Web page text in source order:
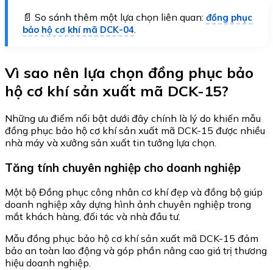
📄 So sánh thêm một lựa chọn liên quan: đồng phục
bảo hộ cơ khí mã DCK-04.
Vì sao nên lựa chọn đồng phục bảo
hộ cơ khí sản xuất mã DCK-15?
Những ưu điểm nổi bật dưới đây chính là lý do khiến mẫu
đồng phục bảo hộ cơ khí sản xuất mã DCK-15 được nhiều
nhà máy và xưởng sản xuất tin tưởng lựa chọn.
Tăng tính chuyên nghiệp cho doanh nghiệp
Một bộ Đồng phục công nhân cơ khí đẹp và đồng bộ giúp
doanh nghiệp xây dựng hình ảnh chuyên nghiệp trong
mắt khách hàng, đối tác và nhà đầu tư.
Mẫu đồng phục bảo hộ cơ khí sản xuất mã DCK-15 đảm
bảo an toàn lao động và góp phần nâng cao giá trị thương
hiệu doanh nghiệp.